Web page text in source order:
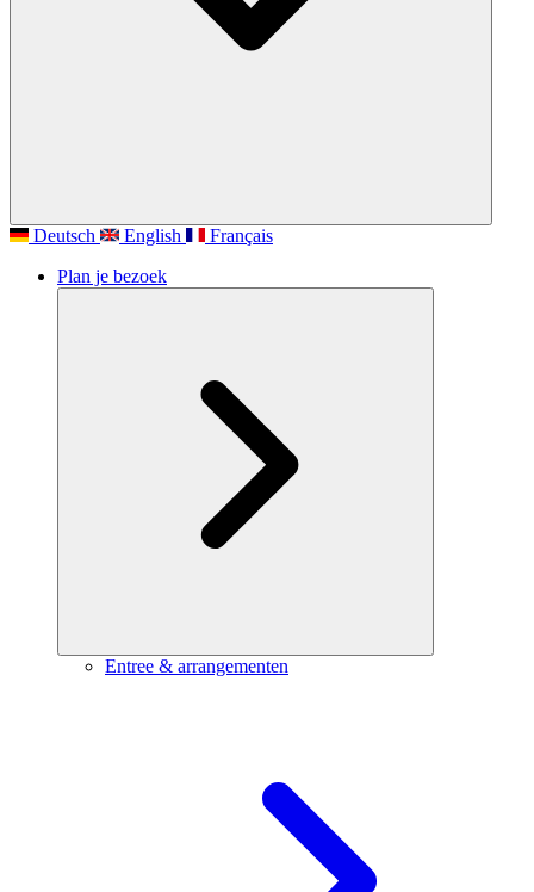
Deutsch English
Français
Plan je bezoek
Entree & arrangementen